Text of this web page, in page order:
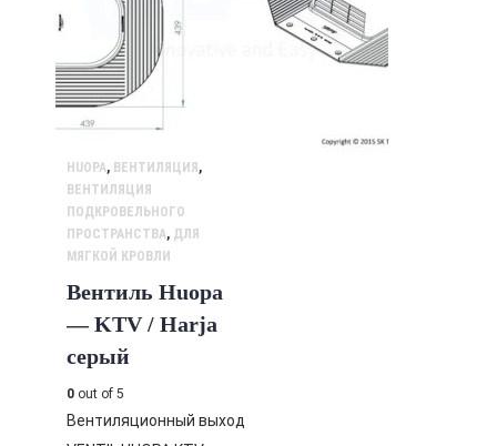
HUOPA, ВЕНТИЛЯЦИЯ ,
ВЕНТИЛЯЦИЯ
ПОДКРОВЕЛЬНОГО
ПРОСТРАНСТВА, ДЛЯ
МЯГКОЙ КРОВЛИ
Вентиль Huopa
— KTV / Harja
серый
0 out of 5
Вентиляционный выход